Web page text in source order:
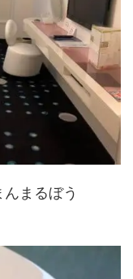
まるぼう